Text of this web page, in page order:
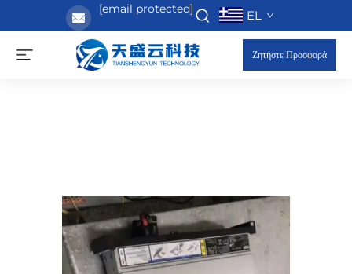
[email protected] EL
Ζητήστε Προσφορά